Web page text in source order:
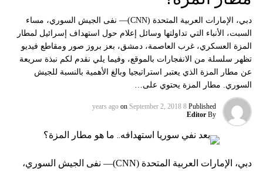
دبي، الإمارات العربية المتحدة (CNN)— نفى الجيش السوري، مساء
السبت، الأنباء التي تداولتها وسائل إعلام حول استهداف إسرائيل لمطار
المزة العسكري، غرب العاصمة، دمشق، بعز بروز صور ومقاطع فيديو
تظهر سلسلة من الانفجارات بالموقع، وفيما يلي نقدم لكم نبذة سريعة
عن مطار المزة الذي يعتبر استراتيجيا وبالغ الأهمية بالنسبة للجيش
السوري. مطار المزة يحتوي على…
Published
8 years ago
on September 2, 2018
By
Editor
دبي، الإمارات العربية المتحدة (CNN)— نفى الجيش السوري،